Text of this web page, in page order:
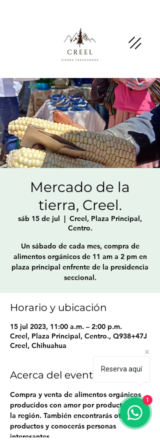
Mercado de la
tierra, Creel.
sáb 15 de jul
  |
Creel, Plaza Principal,
Centro.
Un sábado de cada mes, compra de
alimentos orgánicos de 11 am a 2 pm en
plaza principal enfrente de la presidencia
seccional.
Horario y ubicación
15 jul 2023, 11:00 a.m. – 2:00 p.m.
Creel, Plaza Principal, Centro., Q938+47J
Creel, Chihuahua
Acerca del evento
Compra y venta de alimentos orgánicos
producidos con amor por productores de
la región. También encontrarás otros
productos y conocerás personas
interesantes.
Reserva aquí
1